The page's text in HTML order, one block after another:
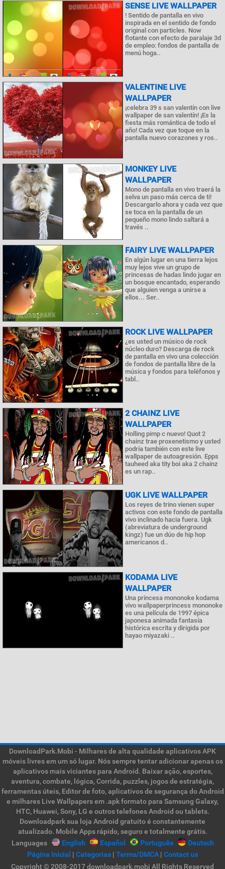
SENSE LIVE WALLPAPER
! Sentido de pantalla en vivo
inspirada en el sentido de fondo
original con particles. Now
flotante con efecto de paralaje 3d
de empleo: fondos de pantalla de
menú hoga..
VALENTINE LIVE
WALLPAPER
¡celebra 39 s san valentín con live
wallpaper de san valentín! ¡Es la
fiesta más romántica de todo el
año! Cada vez que toque en la
pantalla nuevo corazones y ros..
MONKEY LIVE
WALLPAPER
Mono de pantalla en vivo traerá la
selva un paso más cerca de ti!
Descargarlo ahora y cada vez que
se toca en la pantalla de un
pequeño mono lindo saltará a
través ..
FAIRY LIVE WALLPAPER
En algún lugar en una tierra lejos
muy lejos vive un grupo de
princesas de hadas lindo jugar en
un bosque encantado, esperando
que alguien venga a unirse a
ellos... Ser..
ROCK LIVE WALLPAPER
¿es usted un músico de rock
núcleo duro? Descarga de rock
de pantalla en vivo una colección
de fondos de pantalla libre de la
música y fondos para teléfonos y
tabl..
2 CHAINZ LIVE
WALLPAPER
Holling pimp c nuevo! Quot 2
chainz trae proxenetismo y usted
podría también con este live
wallpaper de autoagresión. Epps
tauheed aka tity boi aka 2 chainz
es un rap..
UGK LIVE WALLPAPER
Los reyes de trino vienen super
activos con este fondo de pantalla
vivo inclinado hacia fuera. Ugk
(abreviatura de underground
kingz) fue un dúo de hip hop
americanos d..
KODAMA LIVE
WALLPAPER
Una princesa mononoke kodama
vivo wallpaperprincess mononoke
es una película de 1997 épica
japonesa animada fantasía
histórica escrita y dirigida por
hayao miyazaki ..
DownloadPark.Mobi - Milhares de alta qualidade aplicativos APK
móveis livres em um só lugar. Nós sempre tentar adicionar apenas os
aplicativos mais viciantes para Android. Baixar ação, esportes,
aventura, combate, lógica, Corrida, puzzles, jogos de estratégia,
ferramentas úteis, Editor de foto, aplicativos de segurança do Android
e milhares Live Wallpapers em .apk formato para Samsung Galaxy,
HTC, Huawei, Sony, LG e outros telefones Android ou tablets.
Downloadpark sua loja Android gratuito é constantemente
atualizado. Mobile Apps rápido, seguro e totalmente grátis.
Languages
English Español Português
Deutsch
Página Inicial | Categorias | Terms/DMCA| Contact us
Copyright © 2008-2017 downloadpark.mobi All Rights Reserved